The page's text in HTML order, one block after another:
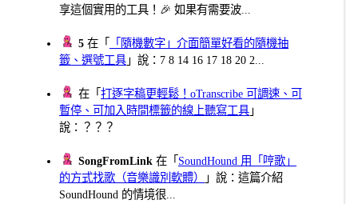
享這個實用的工具！🎉 如果有需要波...
5 在「
「隨機數字」介面簡單好看的隨機抽
籤、選號工具 」說：7 8 14 16 17 18 20 2...
在「打逐字稿更輕鬆！oTranscribe 可調速、可
暫停、可加入時間標籤的線上聽寫工具 」
說：？？？
SongFromLink 在「 SoundHound 用「哼歌」
的方式找歌（音樂識別軟體）
」說：這篇介紹
SoundHound 的情境很...